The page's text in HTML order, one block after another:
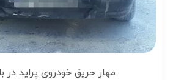
مهار حریق خودروی پراید در